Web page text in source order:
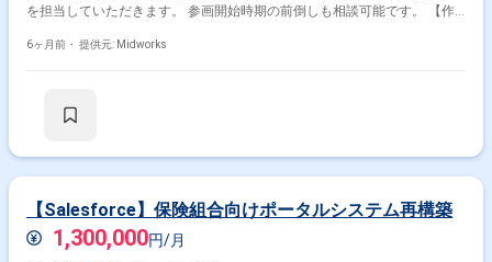
を担当していただきます。 参画開始時期の前倒しも相談可能です。 【作
ステムの機能改善、修正対応 ・SQLServerを用いたデータ処理およびプロ
6ヶ月前・ 提供元: Midworks
【Salesforce】保険組合向けポータルシステム再構築
1,300,000円/月